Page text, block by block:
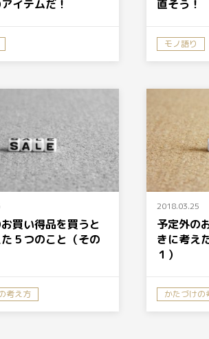
イテムだ！
直そう！
モノ語り
かたづけの
買い得品を買うと
５つのこと（その
考え方
取り組み方
2018.03.25
予定外の
きに考え
１）
かたづけの
かたづけの